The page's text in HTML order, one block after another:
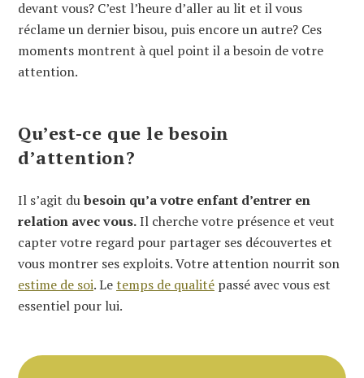
devant vous? C’est l’heure d’aller au lit et il vous
réclame un dernier bisou, puis encore un autre? Ces
moments montrent à quel point il a besoin de votre
attention.
Qu’est-ce que le besoin
d’attention?
Il s’agit dubesoin qu’a votre enfant d’entrer en
relation avec vous.Il cherche votre présence et veut
capter votre regard pour partager ses découvertes et
vous montrer ses exploits. Votre attention nourrit son
estime de soi. Letemps de qualité passé avec vous est
essentiel pour lui.